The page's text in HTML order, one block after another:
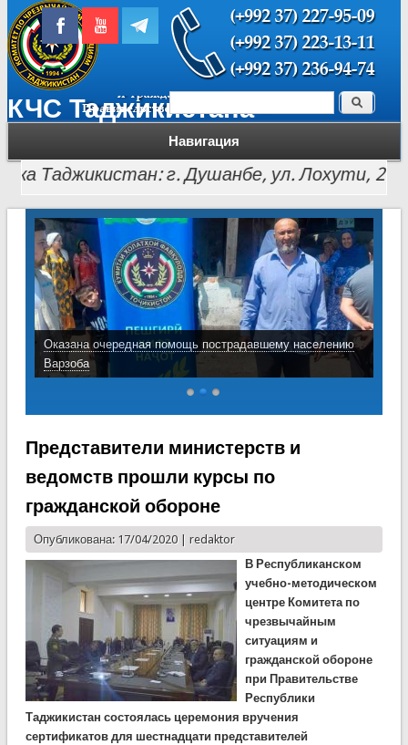
КЧС Таджикистана
Навигация
Форма поиска Поиск
Таджикистан: г. Душанбе, ул. Лохути, 26,
Оказана очередная помощь пострадавшему населению
Варзоба
Представители министерств и
ведомств прошли курсы по
гражданской обороне
Опубликована: 17/04/2020 | redaktor
В Республиканском
учебно-методическом
центре Комитета по
чрезвычайным
ситуациям и
гражданской обороне
при Правительстве
Республики
Таджикистан состоялась церемония вручения
сертификатов для шестнадцати представителей